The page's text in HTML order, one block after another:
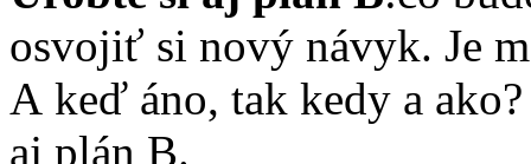
osvojiť si nový návyk. Je
A keď áno, tak kedy a
aj plán B.